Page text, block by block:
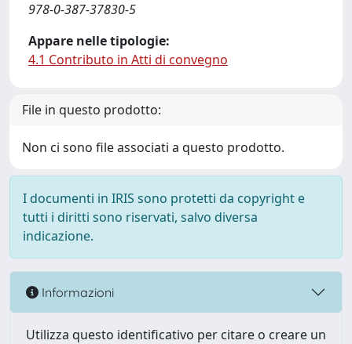
978-0-387-37830-5
Appare nelle tipologie:
4.1 Contributo in Atti di convegno
File in questo prodotto:
Non ci sono file associati a questo prodotto.
I documenti in IRIS sono protetti da copyright e
tutti i diritti sono riservati, salvo diversa
indicazione.
Informazioni
Utilizza questo identificativo per citare o creare un